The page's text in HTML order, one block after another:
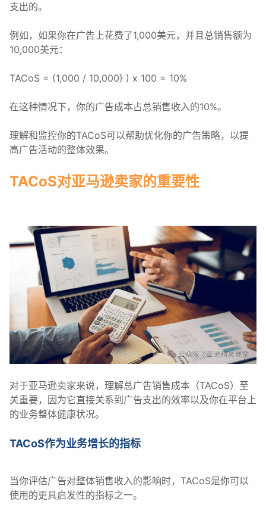
支出的。
例如，如果你在广告上花费了1,000美元，并且总销售额为
10,000美元：
TACoS = (1,000 / 10,000} ) x 100 = 10%
在这种情况下，你的广告成本占总销售收入的10%。
理解和监控你的TACoS可以帮助优化你的广告策略，以提
高广告活动的整体效果。
TACoS对亚马逊卖家的重要性
对于亚马逊卖家来说，理解总广告销售成本（TACoS）至
关重要，因为它直接关系到广告支出的效率以及你在平台上
的业务整体健康状况。
TACoS作为业务增长的指标
当你评估广告对整体销售收入的影响时，TACoS是你可以
使用的更具启发性的指标之一。